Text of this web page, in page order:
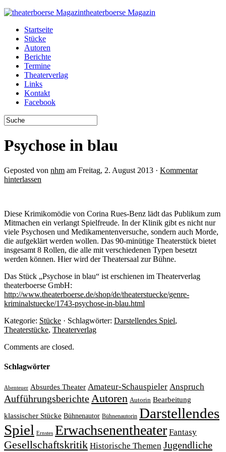
theaterboerse Magazin
Startseite
Stücke
Autoren
Berichte
Termine
Theaterverlag
Links
Kontakt
Facebook
Psychose in blau
Geposted von nhm am Freitag, 2. August 2013 · Kommentar
hinterlassen
Diese Krimikomödie von Corina Rues-Benz lädt das Publikum zum
Mitmachen ein verlangt Spielfreude. In der Klinik gibt es nicht nur
viele Psychosen und Medikamentenversuche, sondern auch Morde,
die aufgeklärt werden wollen. Das 90-minütige Theaterstück bietet
insgesamt 8 Rollen, die alle mit verschiedenen Typen besetzt
werden können. Hier wird der Theatersaal zur Bühne.
Das Stück „Psychose in blau“ ist erschienen im Theaterverlag
theaterboerse GmbH:
http://www.theaterboerse.de/shop/de/theaterstuecke/genre-
kriminalstuecke/1743-psychose-in-blau.html
Kategorie: Stücke · Schlagwörter: Darstellendes Spiel,
Theaterstücke, Theaterverlag
Comments are closed.
Schlagwörter
Abenteuer Absurdes Theater Amateur-Schauspieler Anspruch
AufführungsberichteAutoren Autorin Bearbeitung
klassischer Stücke Bühnenautor Bühnenautorin Darstellendes
Spiel Ernstes Erwachsenentheater Fantasy
Gesellschaftskritik Historische Themen Jugendliche